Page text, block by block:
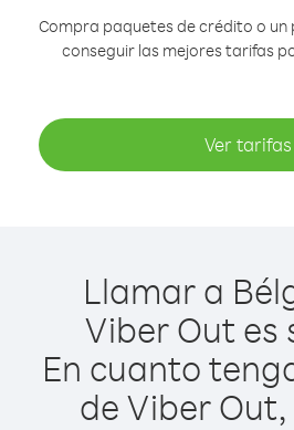
Compra paquetes de crédito o un
conseguir las mejores tarifas
Ver tarifas
Llamar a
Viber Out es
En cuanto
de Viber